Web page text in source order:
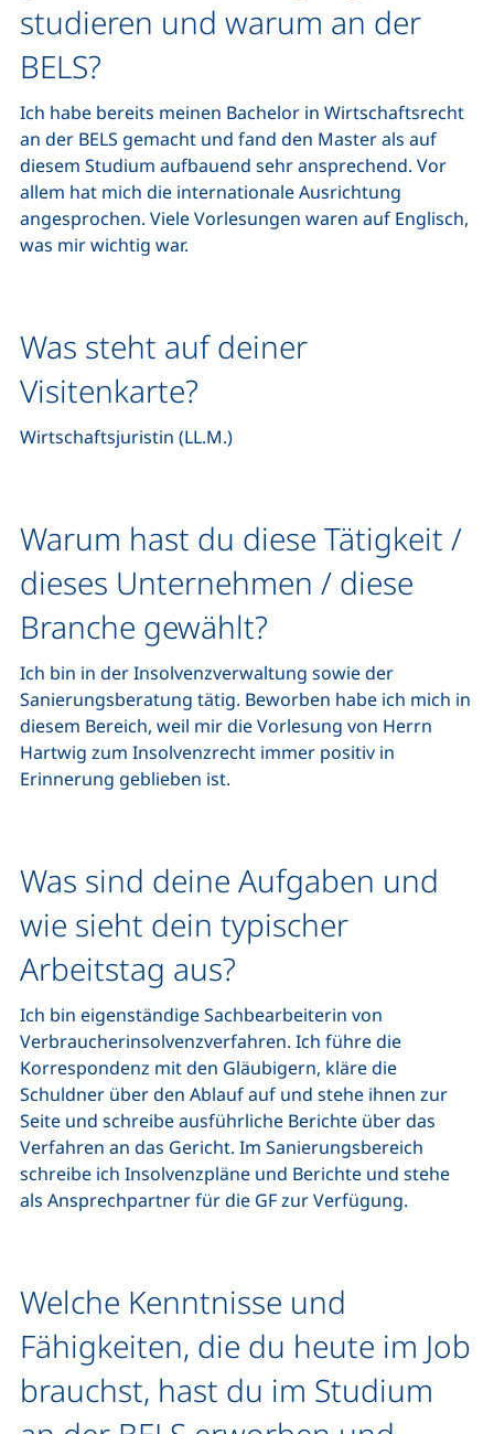
studieren und warum an der
BELS?
Ich habe bereits meinen Bachelor in Wirtschaftsrecht
an der BELS gemacht und fand den Master als auf
diesem Studium aufbauend sehr ansprechend. Vor
allem hat mich die internationale Ausrichtung
angesprochen. Viele Vorlesungen waren auf Englisch,
was mir wichtig war.
Was steht auf deiner
Visitenkarte?
Wirtschaftsjuristin (LL.M.)
Warum hast du diese Tätigkeit /
dieses Unternehmen / diese
Branche gewählt?
Ich bin in der Insolvenzverwaltung sowie der
Sanierungsberatung tätig. Beworben habe ich mich in
diesem Bereich, weil mir die Vorlesung von Herrn
Hartwig zum Insolvenzrecht immer positiv in
Erinnerung geblieben ist.
Was sind deine Aufgaben und
wie sieht dein typischer
Arbeitstag aus?
Ich bin eigenständige Sachbearbeiterin von
Verbraucherinsolvenzverfahren. Ich führe die
Korrespondenz mit den Gläubigern, kläre die
Schuldner über den Ablauf auf und stehe ihnen zur
Seite und schreibe ausführliche Berichte über das
Verfahren an das Gericht. Im Sanierungsbereich
schreibe ich Insolvenzpläne und Berichte und stehe
als Ansprechpartner für die GF zur Verfügung.
Welche Kenntnisse und
Fähigkeiten, die du heute im Job
brauchst, hast du im Studium